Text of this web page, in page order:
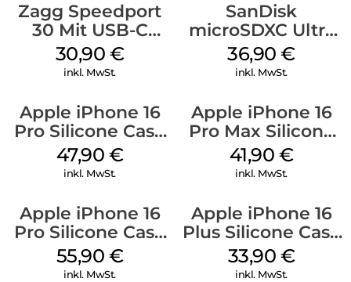
Zagg Speedport
30 Mit USB-C
Kabel Weiß
30,90 €
inkl. MwSt.
SanDisk
microSDXC Ultra
128 GB + Adapter
Mobile
36,90€
inkl. MwSt.
Apple iPhone 16
Pro Silicone Case
MagSafe Denim
47,90 €
inkl. MwSt.
Apple iPhone 16
Pro Max Silicone
Case MagSafe
Ultramarine
41,90 €
inkl. MwSt.
Apple iPhone 16
Pro Silicone Case
MagSafe Stone
Gray
55,90 €
inkl. MwSt.
Apple iPhone 16
Plus Silicone Case
MagSafe Lake
Green
33,90 €
inkl. MwSt.